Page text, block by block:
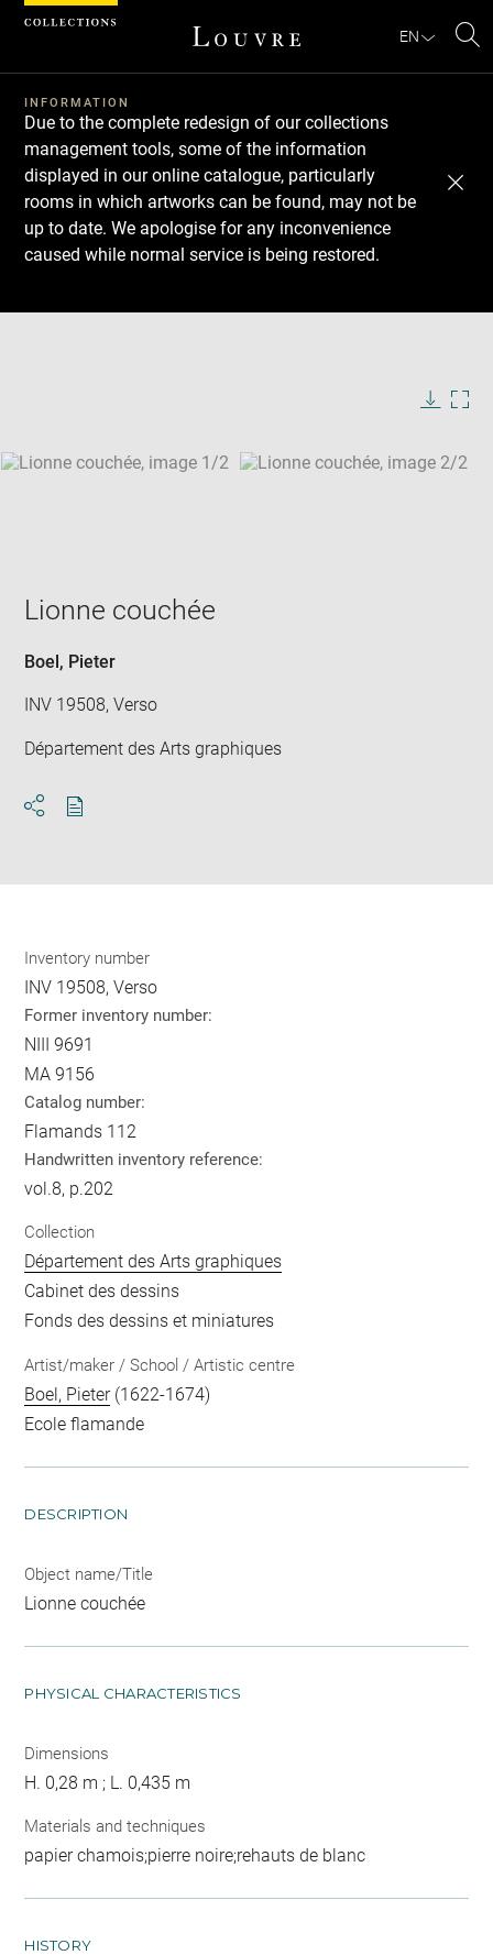
EN
INFORMATION
Due to the complete redesign of our collections
management tools, some of the information
displayed in our online catalogue, particularly
rooms in which artworks can be found, may not be
up to date. We apologise for any inconvenience
caused while normal service is being restored.
in
SKIP IMAGE CAROUSEL
Download
Next
Previous
Lionne couchée
Boel, Pieter
INV 19508, Verso
Département des Arts graphiques
Inventory number
INV 19508, Verso
Former inventory number:
NIII 9691
MA 9156
Catalog number:
Flamands 112
Handwritten inventory reference:
vol.8, p.202
Collection
Département des Arts graphiques
Cabinet des dessins
Fonds des dessins et miniatures
Artist/maker / School / Artistic centre
Boel, Pieter(1622-1674)
Ecole flamande
DESCRIPTION
Object name/Title
Lionne couchée
PHYSICAL CHARACTERISTICS
Dimensions
H. 0,28 m ; L. 0,435 m
Materials and techniques
papier chamois;pierre noire;rehauts de blanc
HISTORY
Cookies management panel